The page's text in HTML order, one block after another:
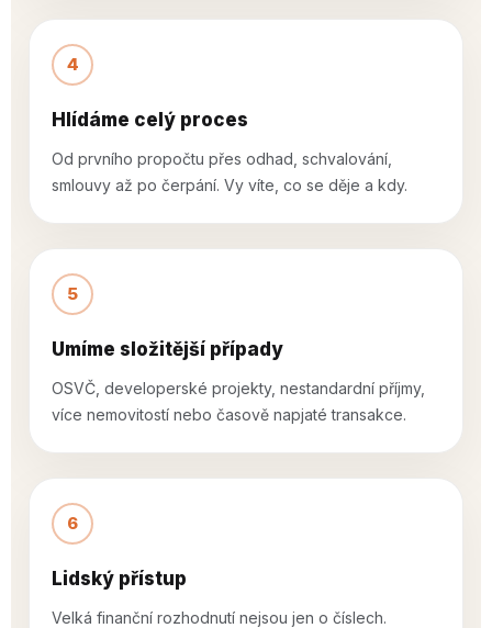
4
Hlídáme celý proces
Od prvního propočtu přes odhad, schvalování,
smlouvy až po čerpání. Vy víte, co se děje a kdy.
5
Umíme složitější případy
OSVČ, developerské projekty, nestandardní příjmy,
více nemovitostí nebo časově napjaté transakce.
6
Lidský přístup
Velká finanční rozhodnutí nejsou jen o číslech.